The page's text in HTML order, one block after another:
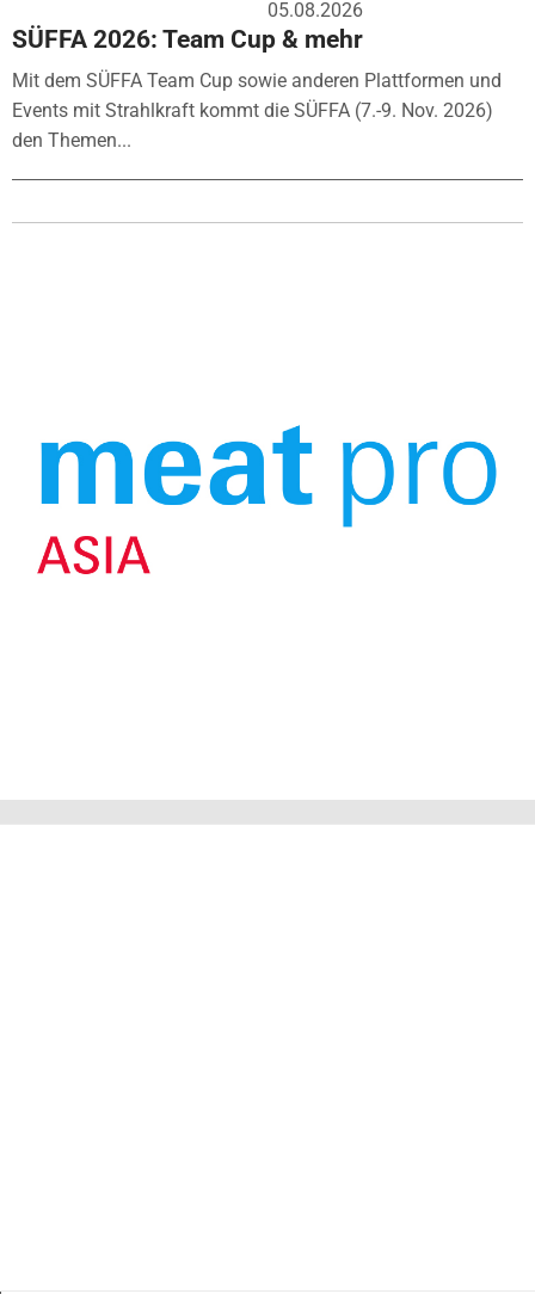
05.08.2026
SÜFFA 2026: Team Cup & mehr
Mit dem SÜFFA Team Cup sowie anderen Plattformen und
Events mit Strahlkraft kommt die SÜFFA (7.-9. Nov. 2026)
den Themen...